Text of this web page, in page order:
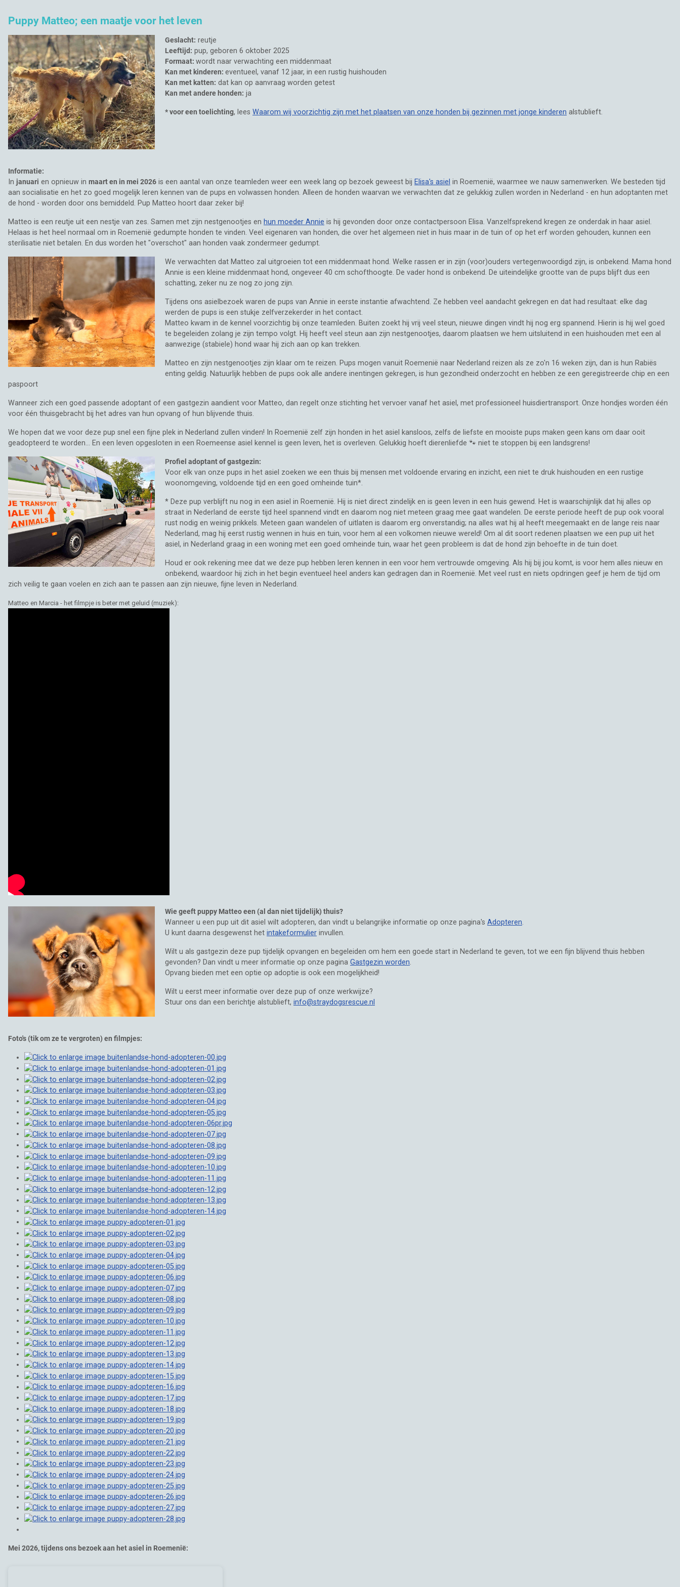
Puppy Matteo; een maatje voor het leven
Geslacht: reutje
Leeftijd: pup, geboren 6 oktober 2025
Formaat: wordt naar verwachting een middenmaat
Kan met kinderen: eventueel, vanaf 12 jaar, in een rustig huishouden
Kan met katten: dat kan op aanvraag worden getest
Kan met andere honden: ja
* voor een toelichting, lees Waarom wij voorzichtig zijn met het plaatsen van onze honden bij gezinnen met jonge kinderen alstublieft.
Informatie:
In januari en opnieuw in maart en in mei 2026 is een aantal van onze teamleden weer een week lang op bezoek geweest bij Elisa's asiel in Roemenië, waarmee we nauw samenwerken. We besteden tijd
aan socialisatie en het zo goed mogelijk leren kennen van de pups en volwassen honden. Alleen de honden waarvan we verwachten dat ze gelukkig zullen worden in Nederland - en hun adoptanten met
de hond - worden door ons bemiddeld. Pup Matteo hoort daar zeker bij!
Matteo is een reutje uit een nestje van zes. Samen met zijn nestgenootjes en hun moeder Annie is hij gevonden door onze contactpersoon Elisa. Vanzelfsprekend kregen ze onderdak in haar asiel.
Helaas is het heel normaal om in Roemenië gedumpte honden te vinden. Veel eigenaren van honden, die over het algemeen niet in huis maar in de tuin of op het erf worden gehouden, kunnen een
sterilisatie niet betalen. En dus worden het "overschot" aan honden vaak zondermeer gedumpt.
We verwachten dat Matteo zal uitgroeien tot een middenmaat hond. Welke rassen er in zijn (voor)ouders vertegenwoordigd zijn, is onbekend. Mama hond
Annie is een kleine middenmaat hond, ongeveer 40 cm schofthoogte. De vader hond is onbekend. De uiteindelijke grootte van de pups blijft dus een
schatting, zeker nu ze nog zo jong zijn.
Tijdens ons asielbezoek waren de pups van Annie in eerste instantie afwachtend. Ze hebben veel aandacht gekregen en dat had resultaat: elke dag
werden de pups is een stukje zelfverzekerder in het contact.
Matteo kwam in de kennel voorzichtig bij onze teamleden. Buiten zoekt hij vrij veel steun, nieuwe dingen vindt hij nog erg spannend. Hierin is hij wel goed
te begeleiden zolang je zijn tempo volgt. Hij heeft veel steun aan zijn nestgenootjes, daarom plaatsen we hem uitsluitend in een huishouden met een al
aanwezige (stabiele) hond waar hij zich aan op kan trekken.
Matteo en zijn nestgenootjes zijn klaar om te reizen. Pups mogen vanuit Roemenië naar Nederland reizen als ze zo'n 16 weken zijn, dan is hun Rabiës
enting geldig. Natuurlijk hebben de pups ook alle andere inentingen gekregen, is hun gezondheid onderzocht en hebben ze een geregistreerde chip en een
paspoort
Wanneer zich een goed passende adoptant of een gastgezin aandient voor Matteo, dan regelt onze stichting het vervoer vanaf het asiel, met professioneel huisdiertransport. Onze hondjes worden één
voor één thuisgebracht bij het adres van hun opvang of hun blijvende thuis.
We hopen dat we voor deze pup snel een fijne plek in Nederland zullen vinden! In Roemenië zelf zijn honden in het asiel kansloos, zelfs de liefste en mooiste pups maken geen kans om daar ooit
geadopteerd te worden... En een leven opgesloten in een Roemeense asiel kennel is geen leven, het is overleven. Gelukkig hoeft dierenliefde 🐾 niet te stoppen bij een landsgrens!
Profiel adoptant of gastgezin:
Voor elk van onze pups in het asiel zoeken we een thuis bij mensen met voldoende ervaring en inzicht, een niet te druk huishouden en een rustige
woonomgeving, voldoende tijd en een goed omheinde tuin*.
* Deze pup verblijft nu nog in een asiel in Roemenië. Hij is niet direct zindelijk en is geen leven in een huis gewend. Het is waarschijnlijk dat hij alles op
straat in Nederland de eerste tijd heel spannend vindt en daarom nog niet meteen graag mee gaat wandelen. De eerste periode heeft de pup ook vooral
rust nodig en weinig prikkels. Meteen gaan wandelen of uitlaten is daarom erg onverstandig; na alles wat hij al heeft meegemaakt en de lange reis naar
Nederland, mag hij eerst rustig wennen in huis en tuin, voor hem al een volkomen nieuwe wereld! Om al dit soort redenen plaatsen we een pup uit het
asiel, in Nederland graag in een woning met een goed omheinde tuin, waar het geen probleem is dat de hond zijn behoefte in de tuin doet.
Houd er ook rekening mee dat we deze pup hebben leren kennen in een voor hem vertrouwde omgeving. Als hij bij jou komt, is voor hem alles nieuw en
onbekend, waardoor hij zich in het begin eventueel heel anders kan gedragen dan in Roemenië. Met veel rust en niets opdringen geef je hem de tijd om
zich veilig te gaan voelen en zich aan te passen aan zijn nieuwe, fijne leven in Nederland.
Matteo en Marcia - het filmpje is beter met geluid (muziek):
Wie geeft puppy Matteo een (al dan niet tijdelijk) thuis?
Wanneer u een pup uit dit asiel wilt adopteren, dan vindt u belangrijke informatie op onze pagina's Adopteren.
U kunt daarna desgewenst het intakeformulier invullen.
Wilt u als gastgezin deze pup tijdelijk opvangen en begeleiden om hem een goede start in Nederland te geven, tot we een fijn blijvend thuis hebben
gevonden? Dan vindt u meer informatie op onze pagina Gastgezin worden.
Opvang bieden met een optie op adoptie is ook een mogelijkheid!
Wilt u eerst meer informatie over deze pup of onze werkwijze?
Stuur ons dan een berichtje alstublieft, info@straydogsrescue.nl
Foto's (tik om ze te vergroten) en filmpjes:
Mei 2026, tijdens ons bezoek aan het asiel in Roemenië: